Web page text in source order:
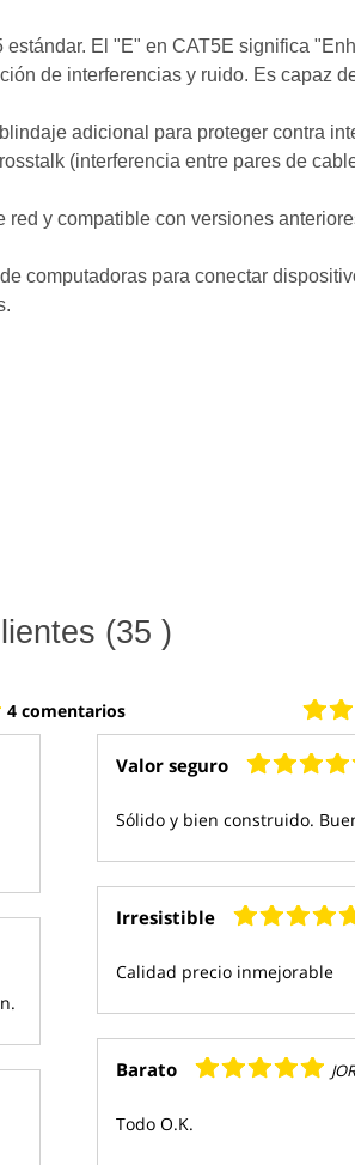
El "E" en CAT5E significa
de interferencias y ruido. Es capaz
adicional para proteger contra
(interferencia entre pares de
y compatible con versiones
computadoras para conectar
(35 )
4 comentarios
Valor seguro
Sólido y bien construido.
Irresistible
Calidad precio inmejorable
Barato
Todo O.K.